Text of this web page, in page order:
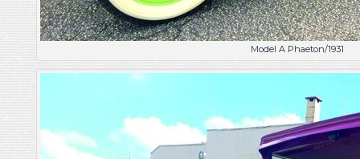
Model A Phaeton/1931